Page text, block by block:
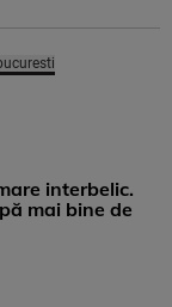
interbelic.
mai bine de